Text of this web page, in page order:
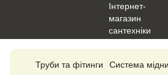
Труби та фітинги Система